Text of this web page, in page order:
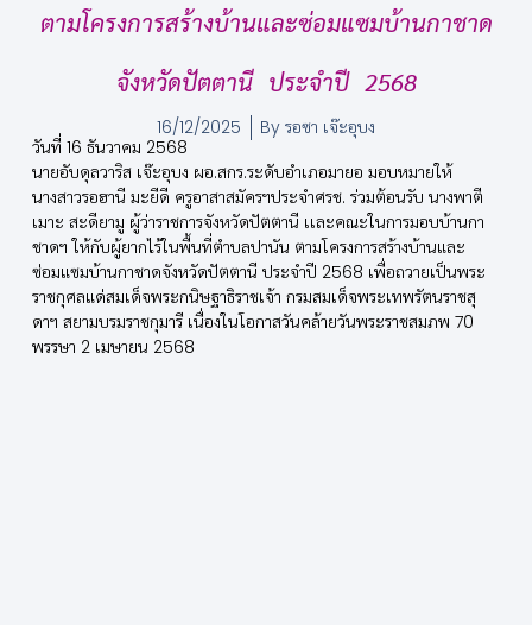
ตามโครงการสร้างบ้านและซ่อมแซมบ้านกาชาด
จังหวัดปัตตานี ประจำปี 2568
16/12/2025 By รอซา เจ๊ะอุบง
วันที่ 16 ธันวาคม 2568
นายอับดุลวาริส เจ๊ะอุบง ผอ.สกร.ระดับอำเภอมายอ มอบหมายให้
นางสาวรอฮานี มะยีดี ครูอาสาสมัครฯประจำศรช. ร่วมต้อนรับ นางพาตี
เมาะ สะดียามู ผู้ว่าราชการจังหวัดปัตตานี เเละคณะในการมอบบ้านกา
ชาดฯ ให้กับผู้ยากไร้ในพื้นที่ตำบลปานัน ตามโครงการสร้างบ้านและ
ซ่อมแซมบ้านกาชาดจังหวัดปัตตานี ประจำปี 2568 เพื่อถวายเป็นพระ
ราชกุศลแด่สมเด็จพระกนิษฐาธิราชเจ้า กรมสมเด็จพระเทพรัตนราชสุ
ดาฯ สยามบรมราชกุมารี เนื่องในโอกาสวันคล้ายวันพระราชสมภพ 70
พรรษา 2 เมษายน 2568